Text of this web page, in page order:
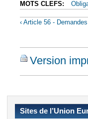
MOTS CLEFS:
‹ Article 56 -
Version
Sites de l’Union